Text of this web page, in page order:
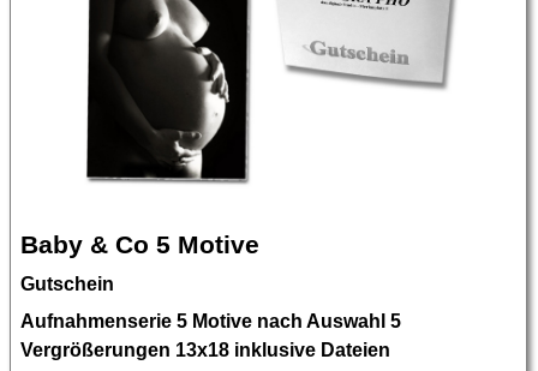
Baby & Co 5 Motive
Gutschein
Aufnahmenserie 5 Motive nach Auswahl 5
Vergrößerungen 13x18 inklusive Dateien